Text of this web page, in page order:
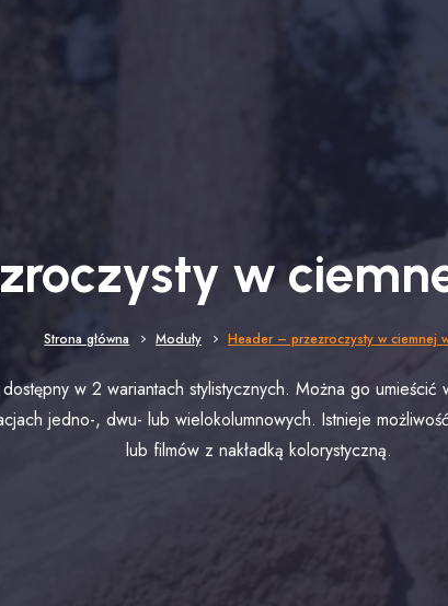
w
Strona główna Moduły Header – przezroczysty w ciemnej
dostępny w 2 wariantach stylistycznych. Można go
jedno-, dwu- lub wielokolumnowych. Istnieje
lub filmów z nakładką kolorystyczną.